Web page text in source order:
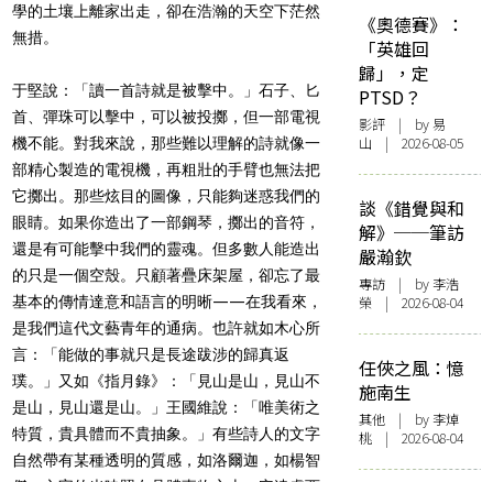
學的土壤上離家出走，卻在浩瀚的天空下茫然
無措。
于堅說：「讀一首詩就是被擊中。」石子、匕
首、彈珠可以擊中，可以被投擲，但一部電視
機不能。對我來說，那些難以理解的詩就像一
部精心製造的電視機，再粗壯的手臂也無法把
它擲出。那些炫目的圖像，只能夠迷惑我們的
眼睛。如果你造出了一部鋼琴，擲出的音符，
還是有可能擊中我們的靈魂。但多數人能造出
的只是一個空殼。只顧著疊床架屋，卻忘了最
基本的傳情達意和語言的明晰——在我看來，
是我們這代文藝青年的通病。也許就如木心所
言：「能做的事就只是長途跋涉的歸真返
璞。」又如《指月錄》：「見山是山，見山不
是山，見山還是山。」王國維說：「唯美術之
特質，貴具體而不貴抽象。」有些詩人的文字
自然帶有某種透明的質感，如洛爾迦，如楊智
《奧德賽》：
「英雄回
歸」，定
PTSD？
影評 | by 易
山 | 2026-08-05
談《錯覺與和
解》──筆訪
嚴瀚欽
專訪 | by 李浩
榮 | 2026-08-04
任俠之風：憶
施南生
其他 | by 李焯
桃 | 2026-08-04